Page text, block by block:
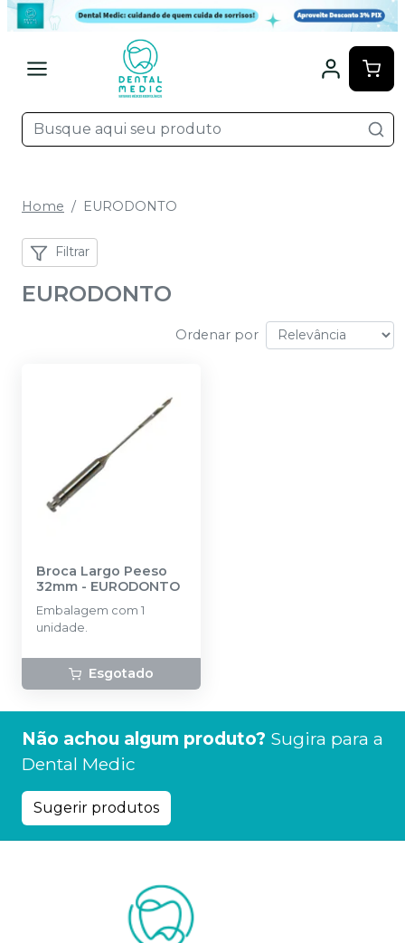
Home EURODONTO
Filtrar
EURODONTO
Ordenar por
Broca Largo Peeso
32mm - EURODONTO
Embalagem com 1
unidade.
Esgotado
Não achou algum produto? Sugira para a
Dental Medic
Sugerir produtos